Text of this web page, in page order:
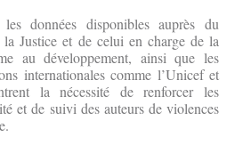
données disponibles auprès du
Justice et de celui en charge de la
au développement, ainsi que les
internationales comme l’Unicef et
la nécessité de renforcer les
et de suivi des auteurs de violences